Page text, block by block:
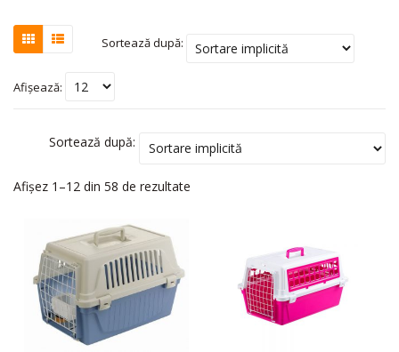
Sortează după:
Afișează:
Sortează după:
Afișez 1–12 din 58 de rezultate